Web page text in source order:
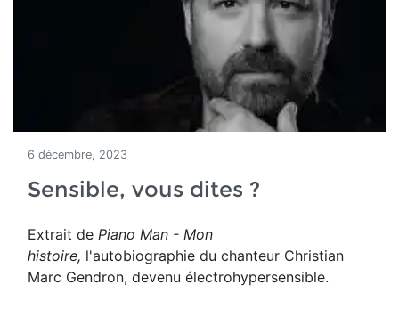
6 décembre, 2023
Sensible, vous dites ?
Extrait de Piano Man - Mon
histoire, l'autobiographie du chanteur Christian
Marc Gendron, devenu électrohypersensible.